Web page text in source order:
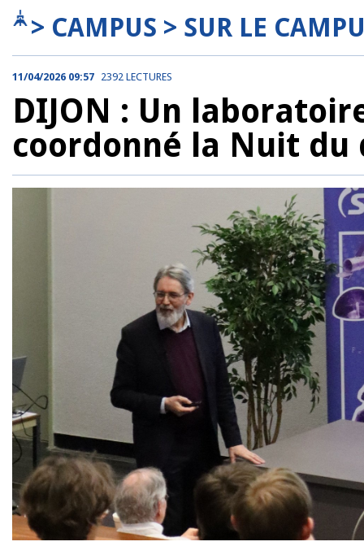
> CAMPUS > SUR LE
11/04/2026 09:57 2392 LECTURES
DIJON : Un
coordonné la Nuit du